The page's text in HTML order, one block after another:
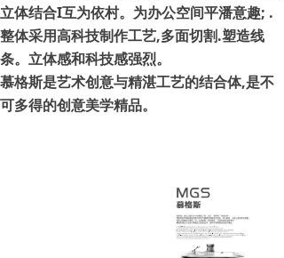
立体结合I互为依村。为办公空间平潘意趣; .
整体采用高科技制作工艺,多面切割.塑造线
条。立体感和科技感强烈。
慕格斯是艺术创意与精湛工艺的结合体,是不
可多得的创意美学精品。